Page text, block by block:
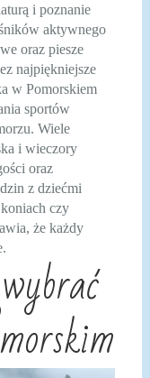
i poznanie
aktywnego
oraz piesze
najpiękniejsze
w Pomorskiem
sportów
Wiele
i wieczory
oraz
z dziećmi
czy
że każdy